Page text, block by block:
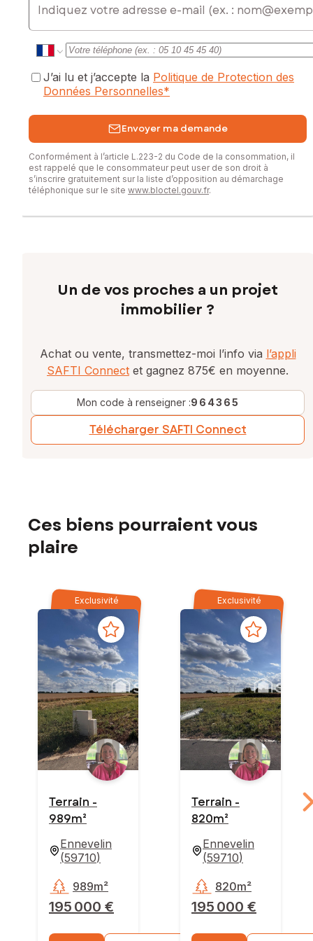
• Surface de plancher maximale : 400 m²
Ce terrain offre de nombreuses possibilités pour
concrétiser votre projet de vie : maison familiale de
standing, plain-pied spacieux ou villa contemporaine avec
jardin, terrasse et espaces extérieurs généreux.
campagne et proximité immédiate de Lille, des commerces,
écoles et commodités.
Rare sur le secteur. À découvrir sans tarder.
Contactez-nous pour plus d'informations ou pour organiser
Prix de vente : 195 000 €
Honoraires charge vendeur
commercial immatriculé au RSAC de LILLE sous le numéro
902546076
J’ai lu et j’accepte la Politique de Protection des
Données Personnelles*
Envoyer ma demande
Conformément à l’article L.223-2 du Code de la consommation, il
est rappelé que le consommateur peut user de son droit à
s’inscrire gratuitement sur la liste d’opposition au démarchage
téléphonique sur le site www.bloctel.gouv.fr.
Un de vos proches a un projet
immobilier ?
Achat ou vente, transmettez-moi l’info via l’appli
SAFTI Connect et gagnez 875€ en moyenne.
Mon code à renseigner :964365
Télécharger SAFTI Connect
Ces biens pourraient vous
plaire
Exclusivité
Terrain -
989m²
Ennevelin
(59710)
195 000 €
989m²
Exclusivité
Terrain -
820m²
Ennevelin
(59710)
195 000 €
820m²